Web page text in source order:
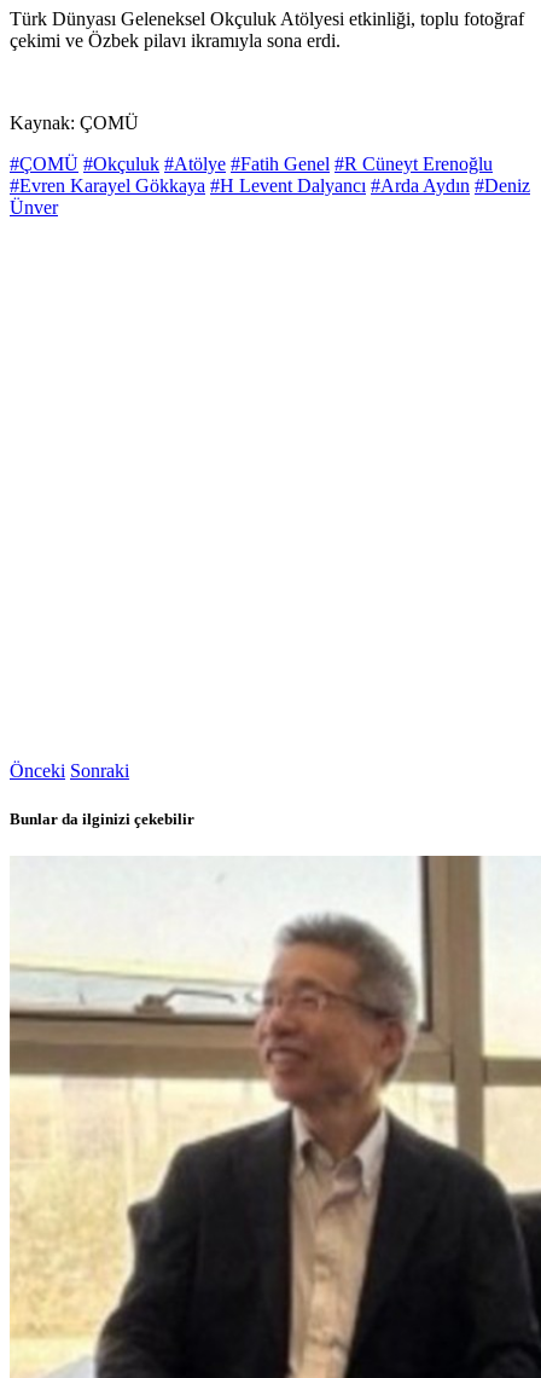
Türk Dünyası Geleneksel Okçuluk Atölyesi etkinliği, toplu fotoğraf
çekimi ve Özbek pilavı ikramıyla sona erdi.
Kaynak: ÇOMÜ
#ÇOMÜ #Okçuluk #Atölye #Fatih Genel #R Cüneyt Erenoğlu
#Evren Karayel Gökkaya #H Levent Dalyancı #Arda Aydın #Deniz
Ünver
Önceki Sonraki
Bunlar da ilginizi çekebilir